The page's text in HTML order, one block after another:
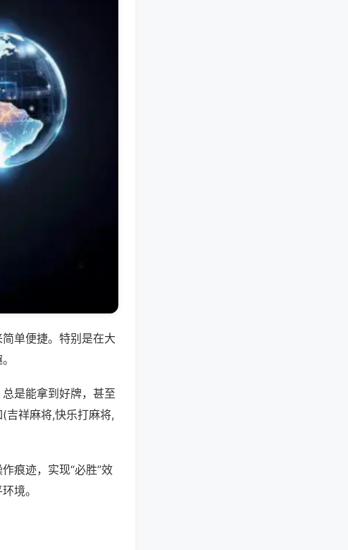
单便捷。特别是在大
是能拿到好牌，甚至
吉祥麻将,快乐打麻将,
痕迹，实现“必胜”效
境。